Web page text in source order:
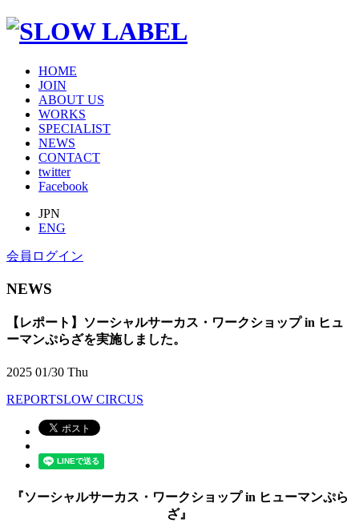
HOME
JOIN
ABOUT US
WORKS
SPECIALIST
NEWS
CONTACT
twitter
Facebook
JPN
ENG
会員ログイン
NEWS
【レポート】ソーシャルサーカス・ワークショップ in ヒュ
ーマンぷらざを実施しました。
2025 01/30 Thu
REPORTSLOW CIRCUS
『ソーシャルサーカス・ワークショップ in ヒューマンぷら
ざ』